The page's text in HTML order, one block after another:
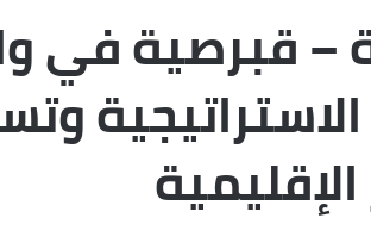
– قبرصية في